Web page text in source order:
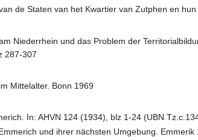
de Staten van het Kwartier van Zutphen en
Niederrhein und das Problem der
287-307
Mittelalter. Bonn 1969
In: AHVN 124 (1934), blz 1-24 (UBN
und ihrer nächsten Umgebung. Emmerik